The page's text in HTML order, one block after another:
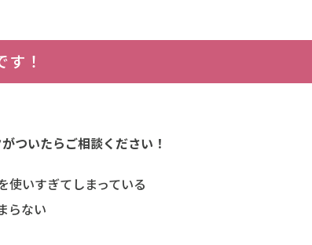
！
ついたらご相談ください！
いすぎてしまっている
らない